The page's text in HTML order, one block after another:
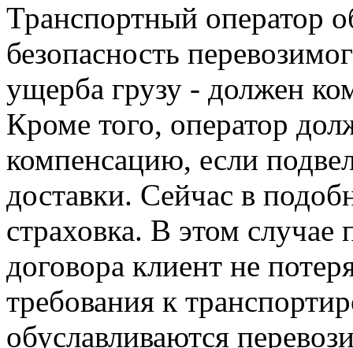
Транспортный оператор
безопасность
ущерба грузу - должен
Кроме того, оператор
компенсацию, если
доставки. Сейчас в
страховка. В этом
договора клиент не
требования к
обуславливаются